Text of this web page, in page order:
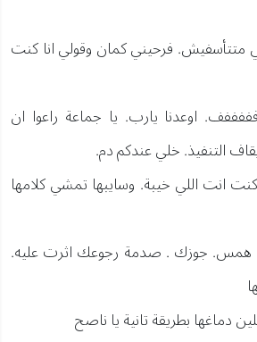
متتأسفيش. فرحيني كمان وقولي انا كنت
اوعدنا يارب. يا جماعة راعوا ان
التنفيذ. خلي عندكم دم.
كنت انت اللي خيبة. وسايبها تمشي كلامها
همس. جوزك . صدمة رجوعك اثرت عليه.
دماغها بطريقة تانية يا ناصح